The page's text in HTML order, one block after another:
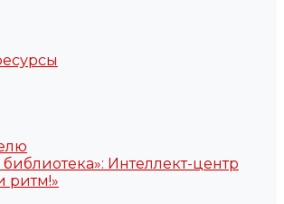
Интеллект-центр
ритм!»